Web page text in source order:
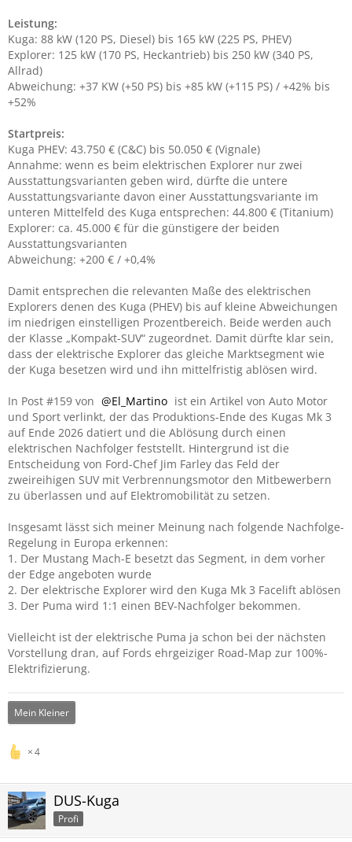
Leistung:
Kuga: 88 kW (120 PS, Diesel) bis 165 kW (225 PS, PHEV)
Explorer: 125 kW (170 PS, Heckantrieb) bis 250 kW (340 PS,
Allrad)
Abweichung: +37 KW (+50 PS) bis +85 kW (+115 PS) / +42% bis
+52%
Startpreis:
Kuga PHEV: 43.750 € (C&C) bis 50.050 € (Vignale)
Annahme: wenn es beim elektrischen Explorer nur zwei
Ausstattungsvarianten geben wird, dürfte die untere
Ausstattungsvariante davon einer Ausstattungsvariante im
unteren Mittelfeld des Kuga entsprechen: 44.800 € (Titanium)
Explorer: ca. 45.000 € für die günstigere der beiden
Ausstattungsvarianten
Abweichung: +200 € / +0,4%
Damit entsprechen die relevanten Maße des elektrischen
Explorers denen des Kuga (PHEV) bis auf kleine Abweichungen
im niedrigen einstelligen Prozentbereich. Beide werden auch
der Klasse „Kompakt-SUV“ zugeordnet. Damit dürfte klar sein,
dass der elektrische Explorer das gleiche Marktsegment wie
der Kuga besetzen wird und ihn mittelfristig ablösen wird.
In Post #159 von El_Martino ist ein Artikel von Auto Motor
und Sport verlinkt, der das Produktions-Ende des Kugas Mk 3
auf Ende 2026 datiert und die Ablösung durch einen
elektrischen Nachfolger feststellt. Hintergrund ist die
Entscheidung von Ford-Chef Jim Farley das Feld der
zweireihigen SUV mit Verbrennungsmotor den Mitbewerbern
zu überlassen und auf Elektromobilität zu setzen.
Insgesamt lässt sich meiner Meinung nach folgende Nachfolge-
Regelung in Europa erkennen:
1. Der Mustang Mach-E besetzt das Segment, in dem vorher
der Edge angeboten wurde
2. Der elektrische Explorer wird den Kuga Mk 3 Facelift ablösen
3. Der Puma wird 1:1 einen BEV-Nachfolger bekommen.
Vielleicht ist der elektrische Puma ja schon bei der nächsten
Vorstellung dran, auf Fords ehrgeiziger Road-Map zur 100%-
Elektrifizierung.
Mein Kleiner
4
DUS-Kuga
Profi